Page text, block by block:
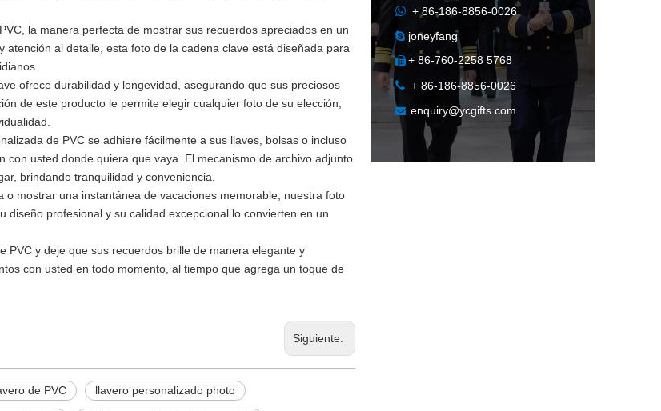
la manera perfecta de mostrar sus recuerdos apreciados en un
al detalle, esta foto de la cadena clave está diseñada para
ofrece durabilidad y longevidad, asegurando que sus preciosos
de este producto le permite elegir cualquier foto de su elección,
de PVC se adhiere fácilmente a sus llaves, bolsas o incluso
usted donde quiera que vaya. El mecanismo de archivo adjunto
brindando tranquilidad y conveniencia.
mostrar una instantánea de vacaciones memorable, nuestra foto
profesional y su calidad excepcional lo convierten en un
PVC y deje que sus recuerdos brille de manera elegante y
con usted en todo momento, al tiempo que agrega un toque de
Siguiente:
de PVC llavero personalizado photo
 + 86-186-8856-0026
 joneyfang
 + 86-760-2258 5768
 + 86-186-8856-0026
 enquiry@ycgifts.com